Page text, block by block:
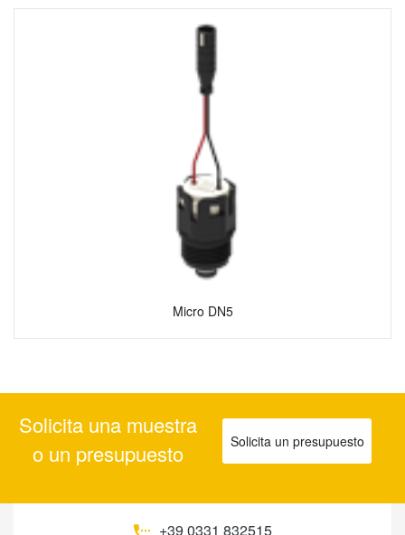
Micro DN5
Solicita una muestra
o un presupuesto
Solicita un presupuesto
+39 0331 832515